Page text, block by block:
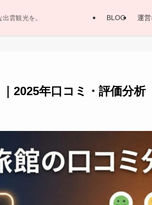
雲観光を。 BLOG 運
2025年口コミ・評価分析